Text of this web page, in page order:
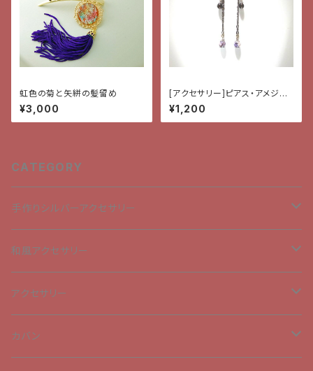
虹色の菊と矢絣の髪留め
¥3,000
[アクセサリー]ピアス・アメジス
トとスモーキークオーツ
¥1,200
CATEGORY
手作りシルバーアクセサリー
ペンダントトップ
チャーム
ピアス
和風アクセサリー
ペンダントトップ
チャーム
アクセサリー
ブローチ
カバン